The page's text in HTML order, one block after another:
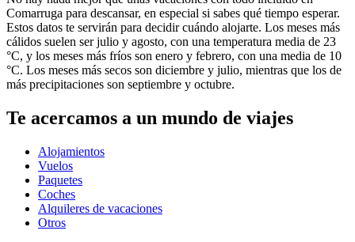
Comarruga para descansar, en especial si sabes qué tiempo esperar.
Estos datos te servirán para decidir cuándo alojarte. Los meses más
cálidos suelen ser julio y agosto, con una temperatura media de 23
°C, y los meses más fríos son enero y febrero, con una media de 10
°C. Los meses más secos son diciembre y julio, mientras que los de
más precipitaciones son septiembre y octubre.
Te acercamos a un mundo de viajes
Alojamientos
Vuelos
Paquetes
Coches
Alquileres de vacaciones
Otros